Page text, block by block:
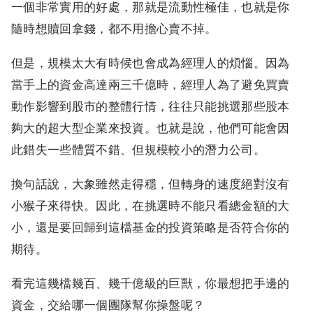
一個非常實用的好處，那就是流動性極佳，也就是你
隨時想贖回拿錢，都不用擔心賣不掉。
但是，規模太大有時候也會成為經理人的煩惱。因為
當手上的資金高達兩三千億時，經理人為了避免買賣
動作影響到股市的整體行情，往往只能挑選那些股本
夠大的超大型企業來投資。也就是說，他們可能會因
此錯失一些體質不錯、但規模較小的潛力公司。
換句話說，大象雖然走得穩，但轉身的速度絕對沒有
小猴子來得快。因此，在挑選時不能只看總金額的大
小，還是要回歸到這檔基金的投資策略是否符合你的
期待。
看完這幾檔幾百、幾千億級的巨獸，你最想把手邊的
資金，交給哪一個團隊幫你操盤呢？